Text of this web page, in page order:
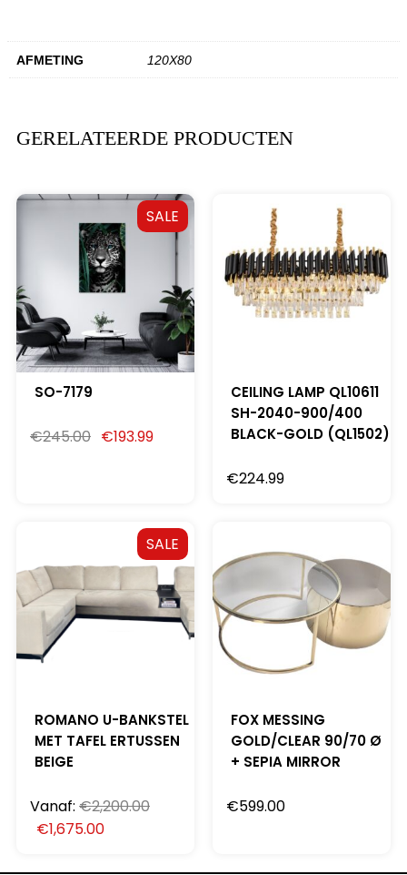
AFMETING 120X80
GERELATEERDE PRODUCTEN
SALE
SO-7179
€245.00 €193.99
CEILING LAMP QL10611
SH-2040-900/400
BLACK-GOLD (QL1502)
€224.99
SALE
ROMANO U-BANKSTEL
MET TAFEL ERTUSSEN
BEIGE
Vanaf: €2,200.00
€1,675.00
FOX MESSING
GOLD/CLEAR 90/70 Ø
+ SEPIA MIRROR
€599.00